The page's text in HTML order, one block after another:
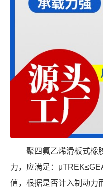
聚四氟乙烯滑板式橡
力，应满足：
值，根据是否计入制动力